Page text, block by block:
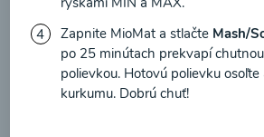
Kaše
Zapnite MioMat a stlačte Mash/
po 25 minútach prekvapí
polievkou. Hotovú polievku
kurkumu. Dobrú chuť!